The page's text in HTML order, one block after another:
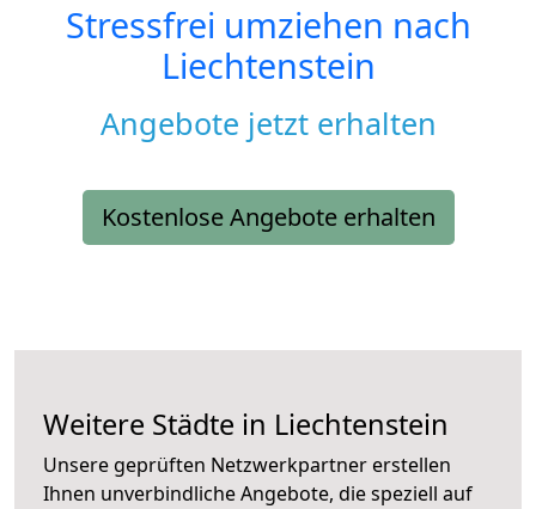
Stressfrei umziehen nach
Liechtenstein
Angebote jetzt erhalten
Kostenlose Angebote erhalten
Weitere Städte in Liechtenstein
Unsere geprüften Netzwerkpartner erstellen
Ihnen unverbindliche Angebote, die speziell auf